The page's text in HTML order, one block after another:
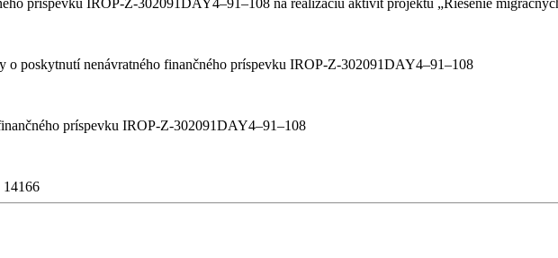
o poskytnutí nenávratného finančného príspevku IROP-Z-302091DAY4–91–108
príspevku IROP-Z-302091DAY4–91–108
14166